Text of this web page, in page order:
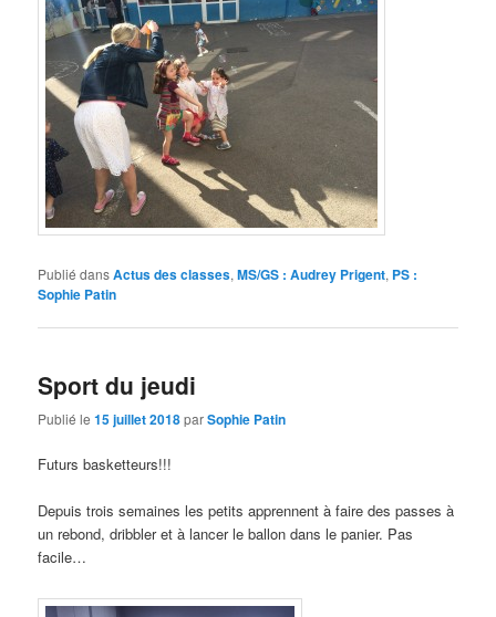
Publié dansActus des classes,MS/GS : Audrey Prigent, PS :
Sophie Patin
Sport du jeudi
Publié le15 juillet 2018parSophie Patin
Futurs basketteurs!!!
Depuis trois semaines les petits apprennent à faire des passes à
un rebond, dribbler et à lancer le ballon dans le panier. Pas
facile…